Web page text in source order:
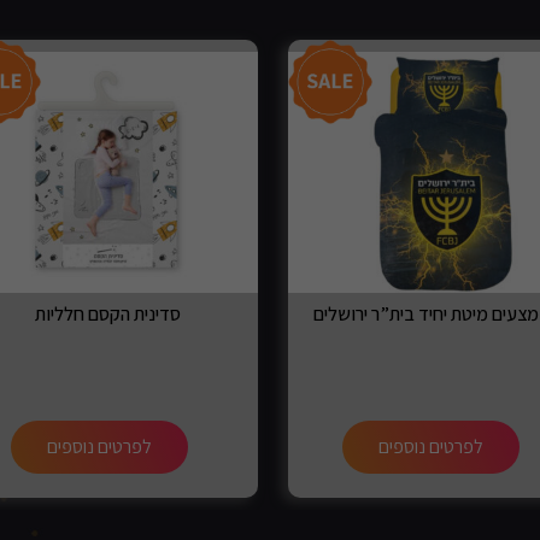
סדינית הקסם חלליות
לפרטים נוספים
מיטת יחיד בית”ר ירושלים
לפרטים נוספים